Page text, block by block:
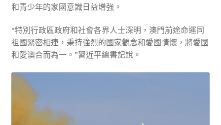
和青少年的家國意識日益增強。
“特別行政區政府和社會各界人士深明，澳門前途命運同
祖國緊密相連，秉持強烈的國家觀念和愛國情懷，將愛國
和愛澳合而為一。”習近平總書記說。